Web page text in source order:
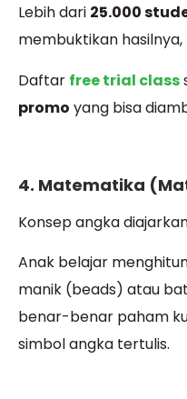
Lebih dari 25.000
membuktikan hasilnya,
Daftar free trial class
promo yang bisa
4. Matematika
Konsep angka
Anak belajar
manik (beads) atau
benar-benar paham
simbol angka tertulis.